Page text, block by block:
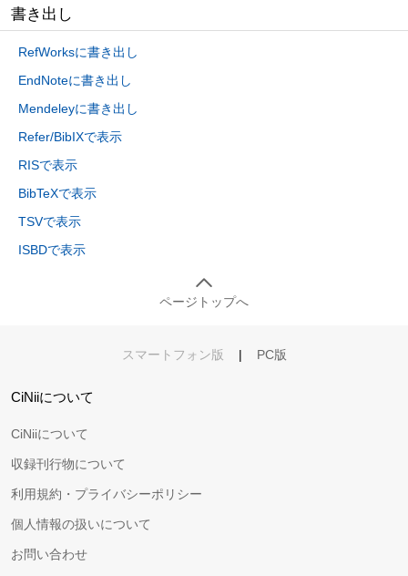
書き出し
RefWorksに書き出し
EndNoteに書き出し
Mendeleyに書き出し
Refer/BibIXで表示
RISで表示
BibTeXで表示
TSVで表示
ISBDで表示
ページトップへ
スマートフォン版 | PC版
CiNiiについて
CiNiiについて
収録刊行物について
利用規約・プライバシーポリシー
個人情報の扱いについて
お問い合わせ